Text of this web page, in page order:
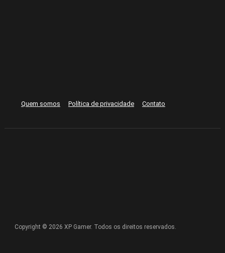
Quem somos Política de privacidade Contato
Copyright © 2026 XP Gamer. Todos os direitos reservados.